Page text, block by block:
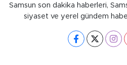
Samsun son dakika haberleri,
siyaset ve yerel gündem